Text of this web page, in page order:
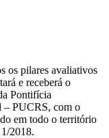
os pilares avaliativos
e receberá o
Pontifícia
– PUCRS, com o
em todo o território
2018.